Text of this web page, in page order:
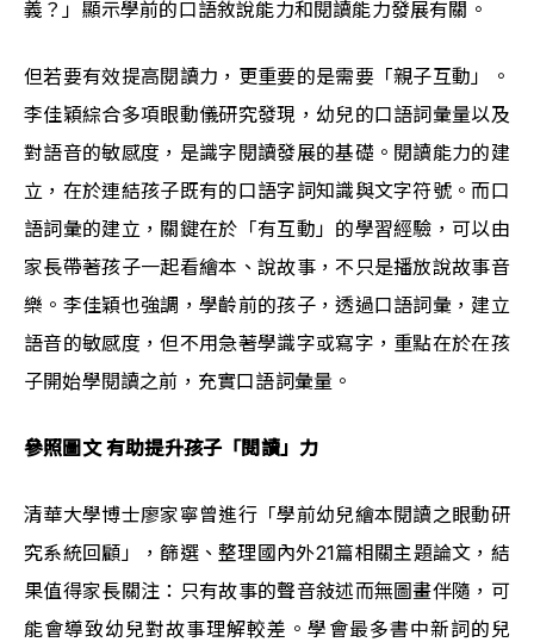
義？」顯示學前的口語敘說能力和閱讀能力發展有關。
但若要有效提高閱讀力，更重要的是需要「親子互動」。
李佳穎綜合多項眼動儀研究發現，幼兒的口語詞彙量以及
對語音的敏感度，是識字閱讀發展的基礎。閱讀能力的建
立，在於連結孩子既有的口語字詞知識與文字符號。而口
語詞彙的建立，關鍵在於「有互動」的學習經驗，可以由
家長帶著孩子一起看繪本、說故事，不只是播放說故事音
樂。李佳穎也強調，學齡前的孩子，透過口語詞彙，建立
語音的敏感度，但不用急著學識字或寫字，重點在於在孩
子開始學閱讀之前，充實口語詞彙量。
參照圖文 有助提升孩子「閱讀」力
清華大學博士廖家寧曾進行「學前幼兒繪本閱讀之眼動研
究系統回顧」，篩選、整理國內外21篇相關主題論文，結
果值得家長關注：只有故事的聲音敍述而無圖畫伴隨，可
能會導致幼兒對故事理解較差。學會最多書中新詞的兒